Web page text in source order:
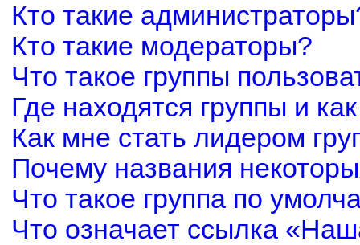
Кто такие
Кто такие модераторы?
Что такое группы
Где находятся группы и
Как мне стать лидером
Почему названия
Что такое группа по
Что означает ссылка